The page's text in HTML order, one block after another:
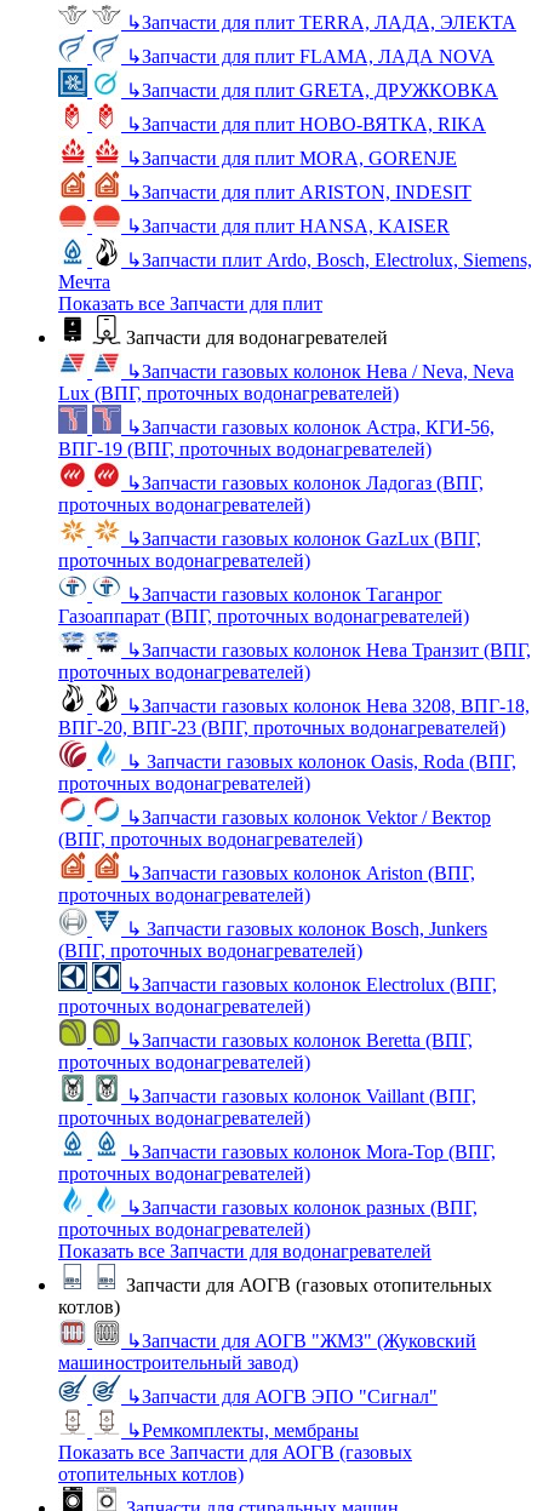
↳Запчасти для плит TERRA, ЛАДА, ЭЛЕКТА
↳Запчасти для плит FLAMA, ЛАДА NOVA
↳Запчасти для плит GRETA, ДРУЖКОВКА
↳Запчасти для плит НОВО-ВЯТКА, RIKA
↳Запчасти для плит MORA, GORENJE
↳Запчасти для плит ARISTON, INDESIT
↳Запчасти для плит HANSA, KAISER
↳Запчасти плит Ardo, Bosch, Electrolux, Siemens,
Мечта
Показать все Запчасти для плит
Запчасти для водонагревателей
↳Запчасти газовых колонок Нева / Neva, Neva
Lux (ВПГ, проточных водонагревателей)
↳Запчасти газовых колонок Астра, КГИ-56,
ВПГ-19 (ВПГ, проточных водонагревателей)
↳Запчасти газовых колонок Ладогаз (ВПГ,
проточных водонагревателей)
↳Запчасти газовых колонок GazLux (ВПГ,
проточных водонагревателей)
↳Запчасти газовых колонок Таганрог
Газоаппарат (ВПГ, проточных водонагревателей)
↳Запчасти газовых колонок Нева Транзит (ВПГ,
проточных водонагревателей)
↳Запчасти газовых колонок Нева 3208, ВПГ-18,
ВПГ-20, ВПГ-23 (ВПГ, проточных водонагревателей)
↳ Запчасти газовых колонок Oasis, Roda (ВПГ,
проточных водонагревателей)
↳Запчасти газовых колонок Vektor / Вектор
(ВПГ, проточных водонагревателей)
↳Запчасти газовых колонок Ariston (ВПГ,
проточных водонагревателей)
↳ Запчасти газовых колонок Bosch, Junkers
(ВПГ, проточных водонагревателей)
↳Запчасти газовых колонок Electrolux (ВПГ,
проточных водонагревателей)
↳Запчасти газовых колонок Beretta (ВПГ,
проточных водонагревателей)
↳Запчасти газовых колонок Vaillant (ВПГ,
проточных водонагревателей)
↳Запчасти газовых колонок Mora-Top (ВПГ,
проточных водонагревателей)
↳Запчасти газовых колонок разных (ВПГ,
проточных водонагревателей)
Показать все Запчасти для водонагревателей
Запчасти для АОГВ (газовых отопительных
котлов)
↳Запчасти для АОГВ "ЖМЗ" (Жуковский
машиностроительный завод)
↳Запчасти для АОГВ ЭПО "Сигнал"
↳Ремкомплекты, мембраны
Показать все Запчасти для АОГВ (газовых
отопительных котлов)